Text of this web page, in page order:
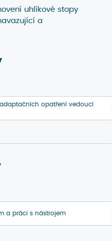
uhlíkové stopy
a
opatření vedoucí
a práci s nástrojem